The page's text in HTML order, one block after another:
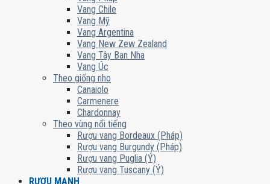
Vang Chile
Vang Mỹ
Vang Argentina
Vang New Zew Zealand
Vang Tây Ban Nha
Vang Úc
Theo giống nho
Canaiolo
Carmenere
Chardonnay
Theo vùng nổi tiếng
Rượu vang Bordeaux (Pháp)
Rượu vang Burgundy (Pháp)
Rượu vang Puglia (Ý)
Rượu vang Tuscany (Ý)
RƯỢU MẠNH